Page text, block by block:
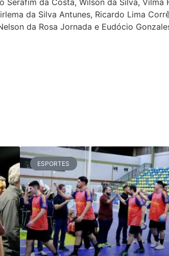
da Silva Antunes, Ricardo Lima
da Rosa Jornada e Eudócio
ESPORTES